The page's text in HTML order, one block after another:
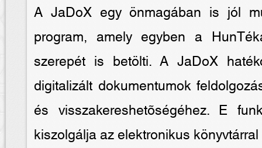
A JaDoX egy önmagában is jól
program, amely egyben a
szerepét is betölti. A JaDoX
digitalizált dokumentumok
és visszakereshetõségéhez. E
kiszolgálja az elektronikus